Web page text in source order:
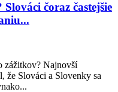
čoraz častejšie
zážitkov? Najnovší
že Slováci a Slovenky sa